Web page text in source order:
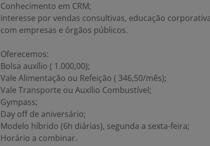
Conhecimento em CRM;
Interesse por vendas consultivas, educação
com empresas e órgãos públicos.
Oferecemos:
Bolsa auxílio ( 1.000,00);
Vale Alimentação ou Refeição ( 346,50/mês);
Vale Transporte ou Auxílio Combustível;
Gympass;
Day off de aniversário;
Modelo híbrido (6h diárias), segunda a sexta-feira;
Horário a combinar.